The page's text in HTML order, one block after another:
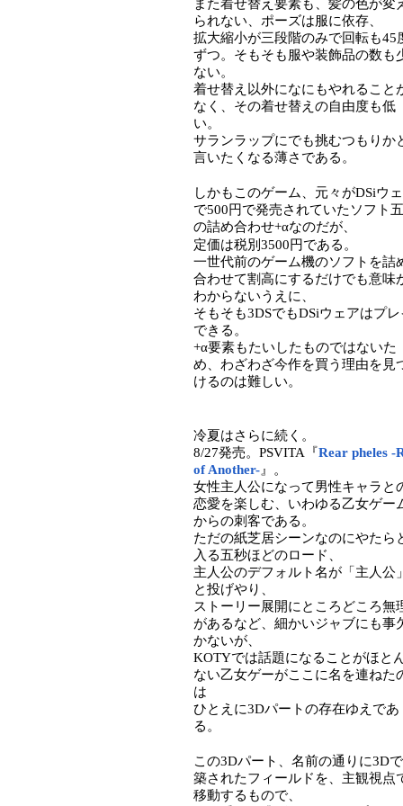
また着せ替え要素も、髪の色が変
られない、ポーズは服に依存、
拡大縮小が三段階のみで回転も45
ずつ。そもそも服や装飾品の数も
ない。
着せ替え以外になにもやれること
なく、その着せ替えの自由度も低
い。
サランラップにでも挑むつもりか
言いたくなる薄さである。
しかもこのゲーム、元々がDSiウ
で500円で発売されていたソフト
の詰め合わせ+αなのだが、
定価は税別3500円である。
一世代前のゲーム機のソフトを詰
合わせて割高にするだけでも意味
わからないうえに、
そもそも3DSでもDSiウェアはプレ
できる。
+α要素もたいしたものではないた
め、わざわざ今作を買う理由を見
けるのは難しい。
冷夏はさらに続く。
8/27発売。PSVITA『Rear pheles -
of Another- 』。
女性主人公になって男性キャラと
恋愛を楽しむ、いわゆる乙女ゲー
からの刺客である。
ただの紙芝居シーンなのにやたら
入る五秒ほどのロード、
主人公のデフォルト名が「主人公
と投げやり、
ストーリー展開にところどころ無
があるなど、細かいジャブにも事
かないが、
KOTYでは話題になることがほと
ない乙女ゲーがここに名を連ねた
は
ひとえに3Dパートの存在ゆえであ
る。
この3Dパート、名前の通りに3D
築されたフィールドを、主観視点
移動するもので、